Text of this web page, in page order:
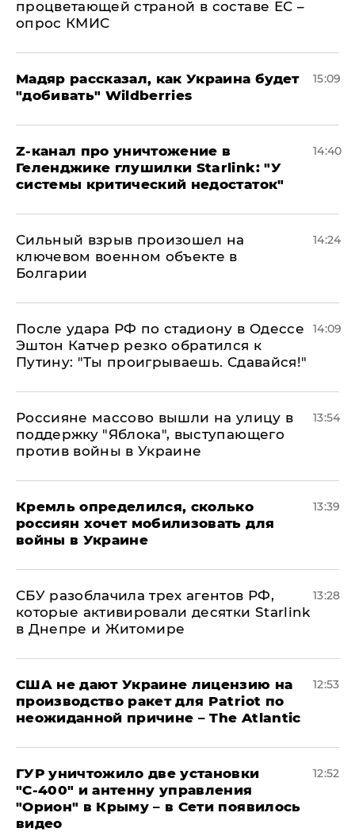
процветающей страной в составе ЕС –
опрос КМИС
Мадяр рассказал, как Украина будет
"добивать" Wildberries
15:09
Z-канал про уничтожение в
Геленджике глушилки Starlink: "У
системы критический недостаток"
14:40
Сильный взрыв произошел на
ключевом военном объекте в
Болгарии
14:24
После удара РФ по стадиону в Одессе
Эштон Катчер резко обратился к
Путину: "Ты проигрываешь. Сдавайся!"
14:09
Россияне массово вышли на улицу в
поддержку "Яблока", выступающего
против войны в Украине
13:54
Кремль определился, сколько
россиян хочет мобилизовать для
войны в Украине
13:39
СБУ разоблачила трех агентов РФ,
которые активировали десятки Starlink
в Днепре и Житомире
13:28
США не дают Украине лицензию на
производство ракет для Patriot по
неожиданной причине – The Atlantic
12:53
ГУР уничтожило две установки
"С‑400" и антенну управления
"Орион" в Крыму – в Сети появилось
видео
12:52